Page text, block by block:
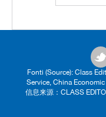
Fonti (Source): Class
Service, China
信息来源：CLASS